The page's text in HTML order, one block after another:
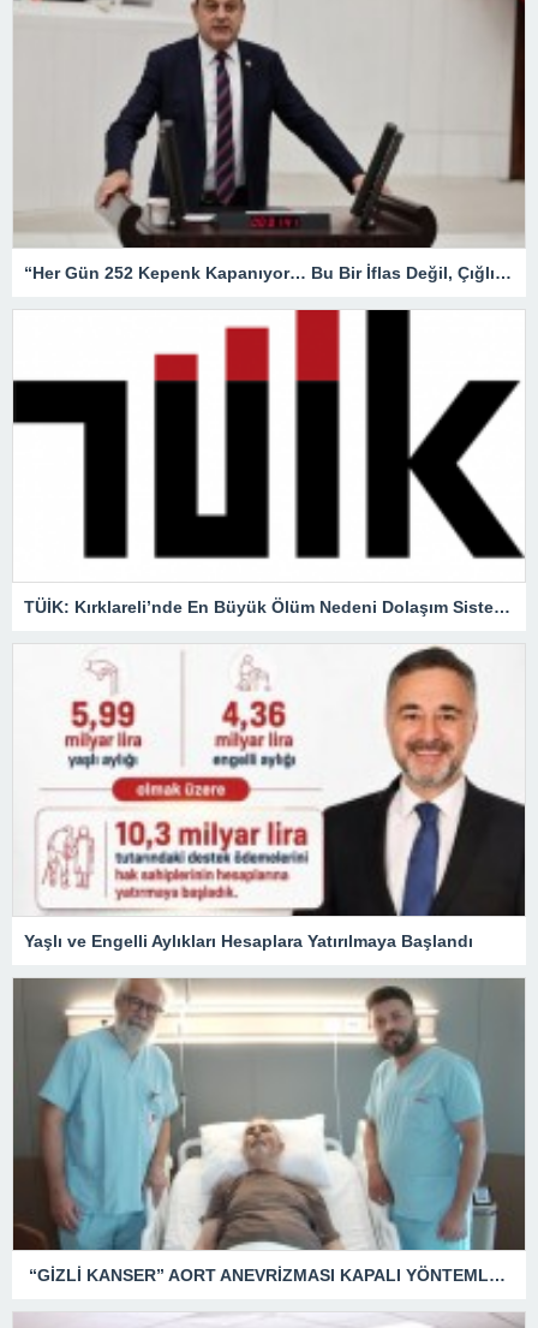
“Her Gün 252 Kepenk Kapanıyor… Bu Bir İflas Değil, Çığlıktır!”
TÜİK: Kırklareli’nde En Büyük Ölüm Nedeni Dolaşım Sistemi Hastalıkları
Yaşlı ve Engelli Aylıkları Hesaplara Yatırılmaya Başlandı
“GİZLİ KANSER” AORT ANEVRİZMASI KAPALI YÖNTEMLE TEDAVİ EDİLDİ